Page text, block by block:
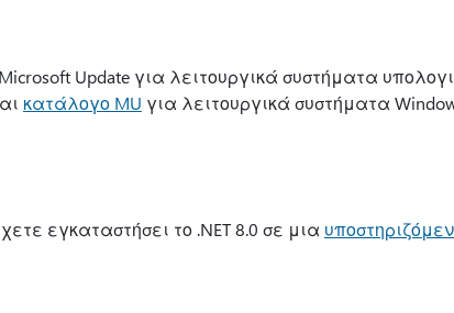
Update για λειτουργικά συστήματα
κατάλογο MU για λειτουργικά συστήματα
εγκαταστήσει το .NET 8.0 σε μια